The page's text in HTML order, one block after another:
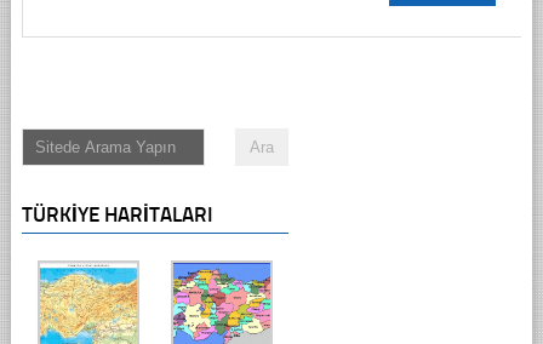
TÜRKIYE HARITALARI